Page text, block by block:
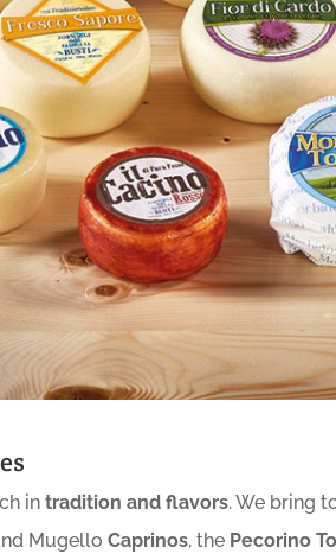
in tradition and flavors. We bring
Mugello Caprinos, the Pecorino